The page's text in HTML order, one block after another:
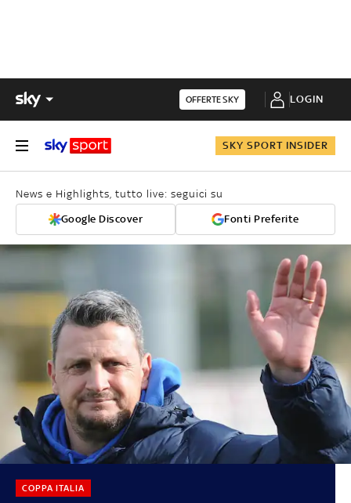
OFFERTE SKY LOGIN
SKY SPORT INSIDER
News e Highlights, tutto live: seguici su
Google Discover Fonti Preferite
COPPA ITALIA